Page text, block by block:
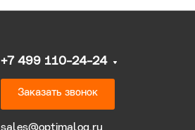
+7 499 110-24-24
Заказать звонок